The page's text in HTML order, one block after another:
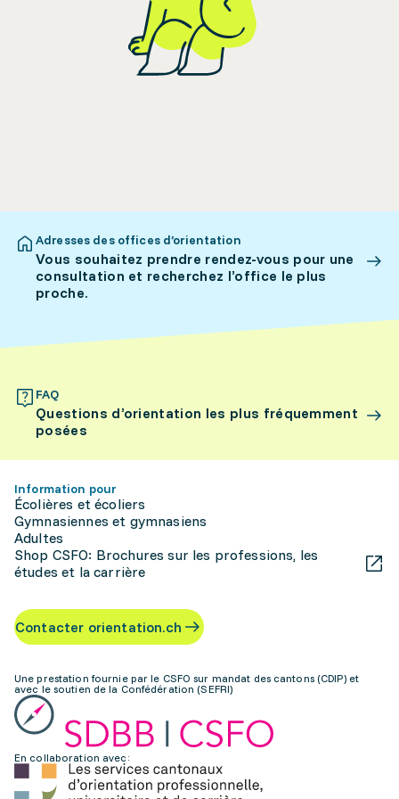
Adresses des offices d’orientation
Vous souhaitez prendre rendez-vous pour une
consultation et recherchez l’office le plus
proche.
FAQ
Questions d’orientation les plus fréquemment
posées
Information pour
Écolières et écoliers
Gymnasiennes et gymnasiens
Adultes
Shop CSFO: Brochures sur les professions, les
études et la carrière
Contacter orientation.ch
Une prestation fournie par le CSFO sur mandat des cantons (CDIP) et
avec le soutien de la Confédération (SEFRI)
En collaboration avec: